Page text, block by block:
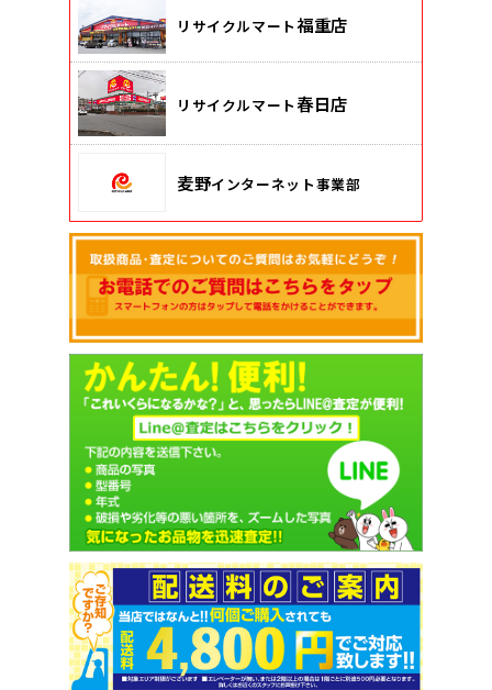
リサイクルマート福重店
リサイクルマート春日店
麦野インターネット事業部